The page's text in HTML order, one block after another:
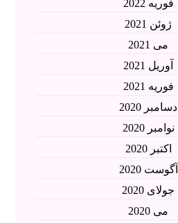
فوریه 2022
ژوئن 2021
می 2021
آوریل 2021
فوریه 2021
دسامبر 2020
نوامبر 2020
اکتبر 2020
آگوست 2020
جولای 2020
می 2020